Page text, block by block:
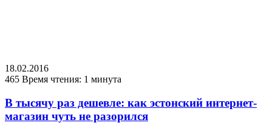
18.02.2016
465 Время чтения: 1 минута
В тысячу раз дешевле: как эстонский интернет-
магазин чуть не разорился